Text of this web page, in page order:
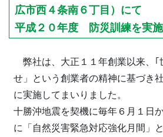
広市西４条南６丁目）にて
平成２０年度 防災訓練を実施
弊社は、大正１１年創業以来、｢
せ」という創業者の精神に基づき
に実施してまいりました。
十勝沖地震を契機に毎年６月１日
に「自然災害緊急対応強化月間」